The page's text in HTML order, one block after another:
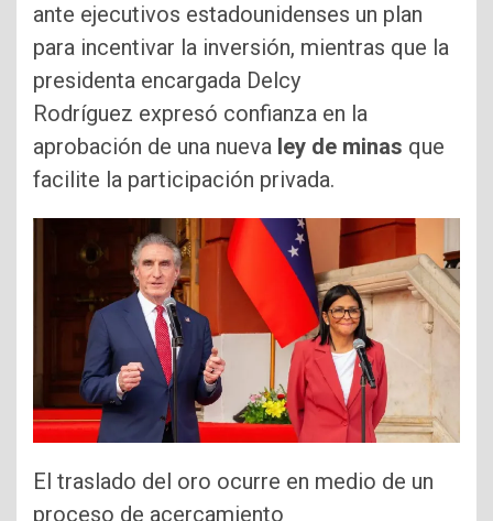
ante ejecutivos estadounidenses un plan
para incentivar la inversión, mientras que la
presidenta encargada Delcy
Rodríguez expresó confianza en la
aprobación de una nueva ley de minas que
facilite la participación privada.
El traslado del oro ocurre en medio de un
proceso de acercamiento